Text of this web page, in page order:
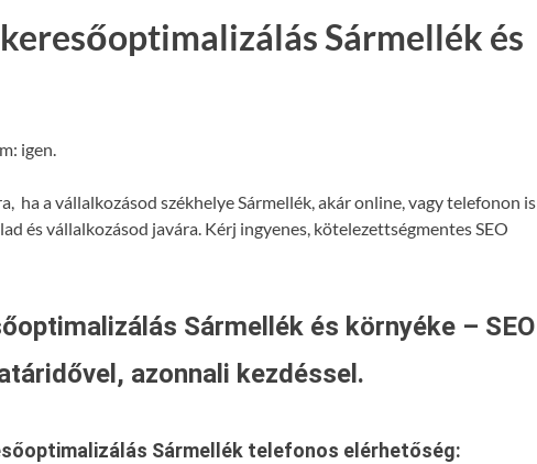
Sármellék és
igen.
ha a vállalkozásod székhelye Sármellék, akár online, vagy telefonon is
és vállalkozásod javára. Kérj ingyenes, kötelezettségmentes SEO
Sármellék és környéke – SEO
azonnali kezdéssel.
Sármellék telefonos elérhetőség: